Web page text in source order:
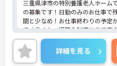
三重県津市の特別養護老人ホーム
の募集です！日勤のみのお仕事で
間と少なめ！お仕事終わりの予定
です◎また、退職金制度ありで安
すい環境が整っています♪ご興味
イントをお伝えしますので、お気
い！
詳細を見る